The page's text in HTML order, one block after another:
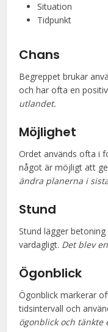
Situation
Tidpunkt
Chans
Begreppet brukar
och har ofta en
utlandet.
Möjlighet
Ordet används ofta i
något är möjligt att
ändra planerna i
Stund
Stund lägger
vardagligt. Det blev
Ögonblick
Ögonblick markerar
tidsintervall och
ögonblick och tänkte